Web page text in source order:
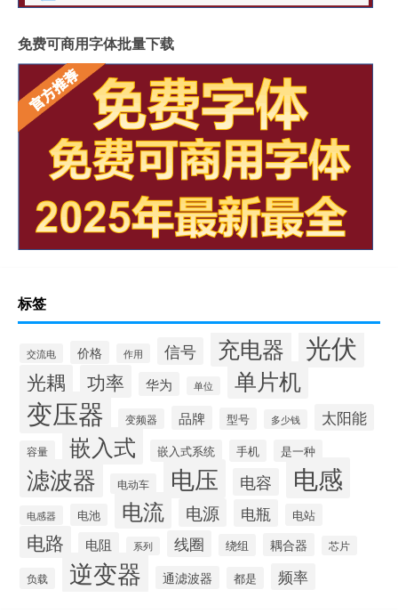
免费可商用字体批量下载
标签
交流电 价格 作用 信号 充电器 光伏
光耦 功率 华为 单位 单片机
变压器 变频器 品牌 型号 多少钱 太阳能
容量 嵌入式 嵌入式系统 手机 是一种
滤波器 电动车 电压 电容 电感
电感器 电池 电流 电源 电瓶 电站
电路 电阻 系列 线圈 绕组 耦合器 芯片
负载 逆变器 通滤波器 都是 频率